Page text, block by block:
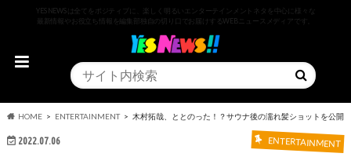
YESNEWSは全てをポジティブに、楽しく明るいエンターテインメントネタを中心に様々な
最新情報やお役立ち情報を編集部独自の切り口でお届けするWEBニュースメディアです。
HOME ENTERTAINMENT 木村拓哉、ととのった！？サウナ後の濡れ髪ショットを公開
2022.07.06 ENTERTAINMENT